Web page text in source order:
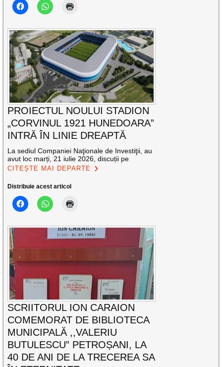
PROIECTUL NOULUI STADION
„CORVINUL 1921 HUNEDOARA”
INTRĂ ÎN LINIE DREAPTĂ
La sediul Companiei Naţionale de Investiţii, au
avut loc marți, 21 iulie 2026, discuții pe
CITEȘTE MAI DEPARTE
Distribuie acest articol
SCRIITORUL ION CARAION
COMEMORAT DE BIBLIOTECA
MUNICIPALĂ ,,VALERIU
BUTULESCU” PETROȘANI, LA
40 DE ANI DE LA TRECEREA SA